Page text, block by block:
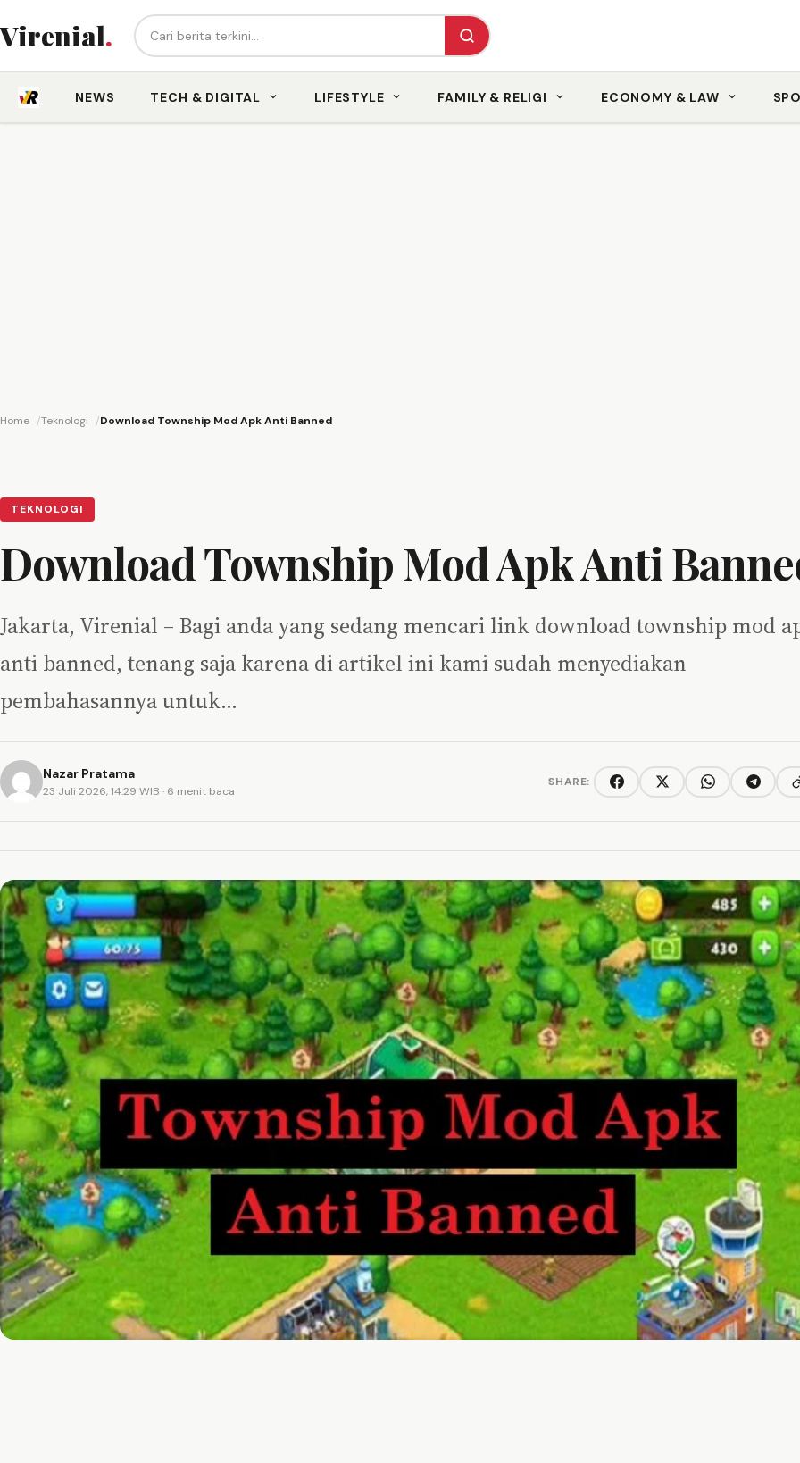
Virenial. Cari berita...
NEWS TECH & DIGITAL LIFESTYLE FAMILY & RELIGI ECONOMY & LAW
Home Teknologi Download Township Mod Apk Anti Banned
TEKNOLOGI
Download Township Mod Apk Anti
Jakarta, Virenial – Bagi anda yang sedang mencari link download township mod
anti banned, tenang saja karena di artikel ini kami sudah menyediakan
pembahasannya untuk…
Nazar Pratama
23 Juli 2026, 14:29 WIB · 6 menit baca
SHARE: FacebookTwitter/XWhatsAppTelegram